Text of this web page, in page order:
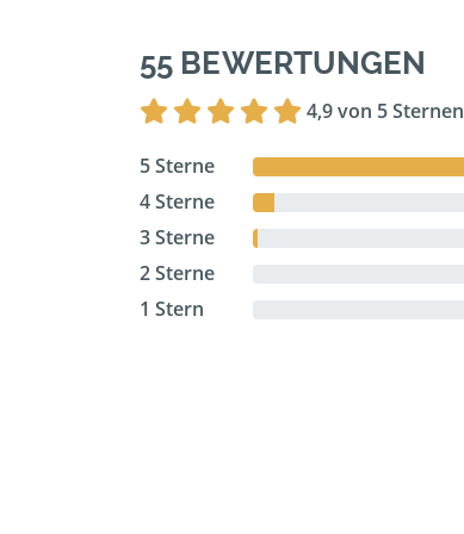
55 BEWERTUNGEN
4,9 von 5 Sternen
5 Sterne
4 Sterne
3 Sterne
2 Sterne
1 Stern